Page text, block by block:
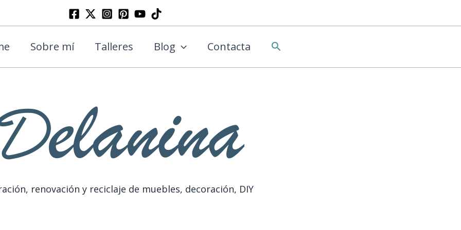
Sobre mí Talleres Blog Contacta Buscar
renovación y reciclaje de muebles, decoración, DIY
Buscar